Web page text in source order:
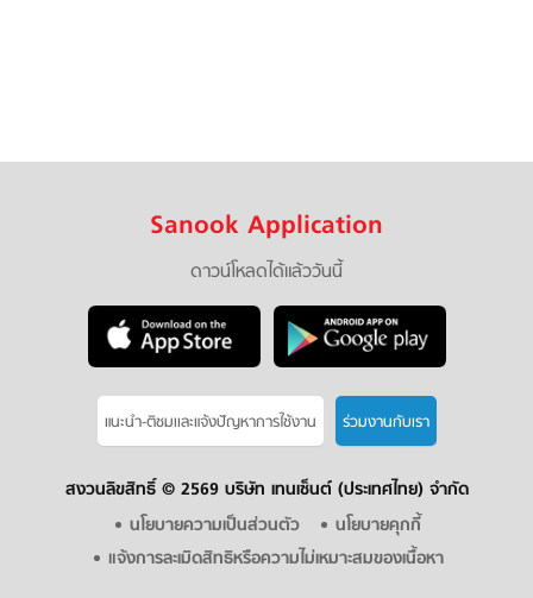
Sanook Application
ดาวน์โหลดได้แล้ววันนี้
แนะนำ-ติชมเเละแจ้งปัญหาการใช้งาน ร่วมงานกับเรา
สงวนลิขสิทธิ์ © 2569 บริษัท เทนเซ็นต์ (ประเทศไทย) จำกัด
นโยบายความเป็นส่วนตัว
นโยบายคุกกี้
แจ้งการละเมิดสิทธิหรือความไม่เหมาะสมของเนื้อหา